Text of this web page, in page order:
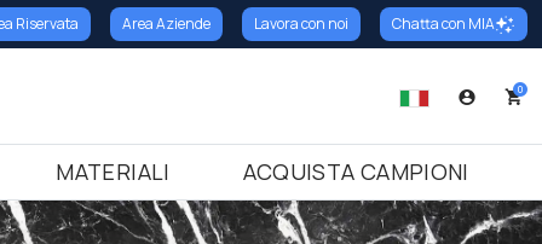
Riservata Area Aziende Lavora con noi Chatta con MIA
0
MATERIALI ACQUISTA CAMPIONI
in Granito
in Marmo
in Terrazzo Italiano
Soglie in Marmo
Soglie in Granito
Soglie in Terrazzo Italiano
Italiano
Marmo Cemento
Marmo Resina